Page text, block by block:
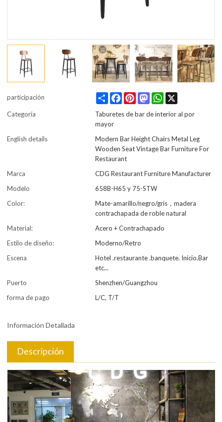
participación Share FacebookPinterestMastodonWhatsApp
Categoría
Taburetes de bar de interior al por
mayor
English details
Modern Bar Height Chairs Metal Leg
Wooden Seat Vintage Bar Furniture For
Restaurant
Marca
CDG Restaurant Furniture Manufacturer
Modelo
658B-H65 y 75-STW
Color:
Mate-amarillo/negro/gris，madera
contrachapada de roble natural
Material:
Acero + Contrachapado
Estilo de diseño:
Moderno/Retro
Escena
Hotel .restaurante .banquete. Inicio.Bar
etc...
Puerto
Shenzhen/Guangzhou
forma de pago
L/C, T/T
Información Detallada
Descripción